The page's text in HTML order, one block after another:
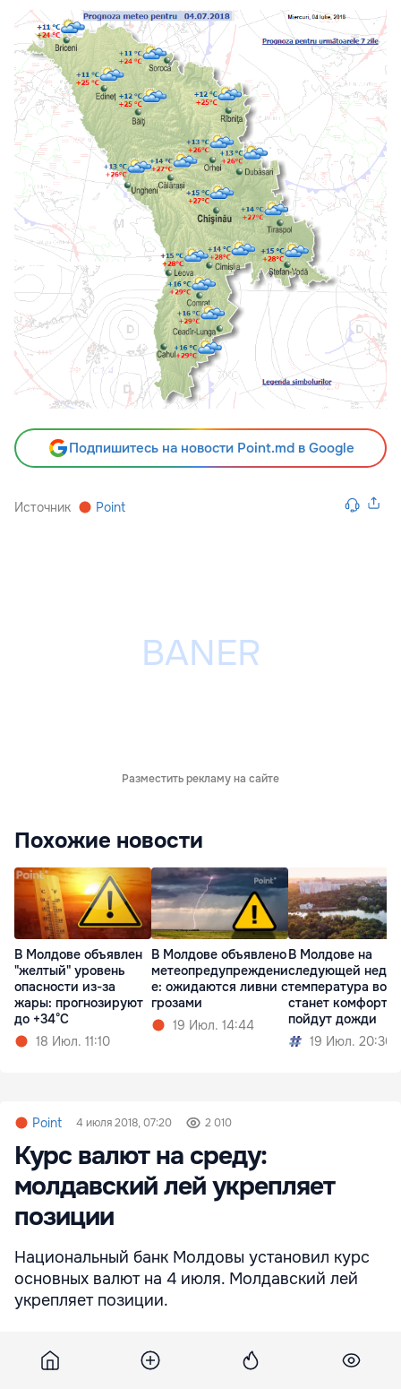
Подпишитесь на новости Point.md в Google
Источник Point
Разместить рекламу на сайте
Похожие новости
В Молдове объявлен
"желтый" уровень
опасности из-за
жары: прогнозируют
до +34°C
18 Июл. 11:10
В Молдове объявлено
метеопредупреждени
е: ожидаются ливни с
грозами
19 Июл. 14:44
В Молдове на
следующей
температура
станет
пойдут дожди
19 Июл. 20:30
Point 4 июля 2018, 07:20 2 010
Курс валют на среду:
молдавский лей укрепляет
позиции
Национальный банк Молдовы установил курс
основных валют на 4 июля. Молдавский лей
укрепляет позиции.